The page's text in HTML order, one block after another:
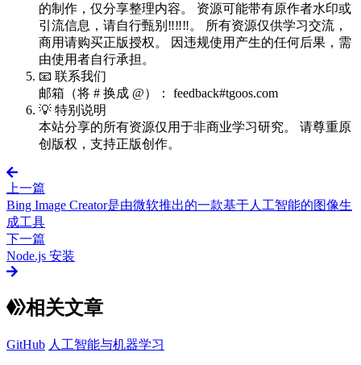
的制作，仅分享整理内容。 资源可能带有原作者水印或
引流信息，请自行甄别‼️‼️‼️。 所有资源仅供学习交流，
商用请购买正版授权。 因违规使用产生的任何后果，需
由使用者自行承担。
📧 联系我们
邮箱（将 # 换成 @）： feedback#tgoos.com
💡 特别说明
本站分享的所有资源仅用于非商业学习研究。 请尊重原
创版权，支持正版创作。
上一篇
Bing Image Creator是由微软推出的一款基于人工智能的图像生
成工具
下一篇
Node.js 安装
相关文章
GitHub 人工智能与机器学习